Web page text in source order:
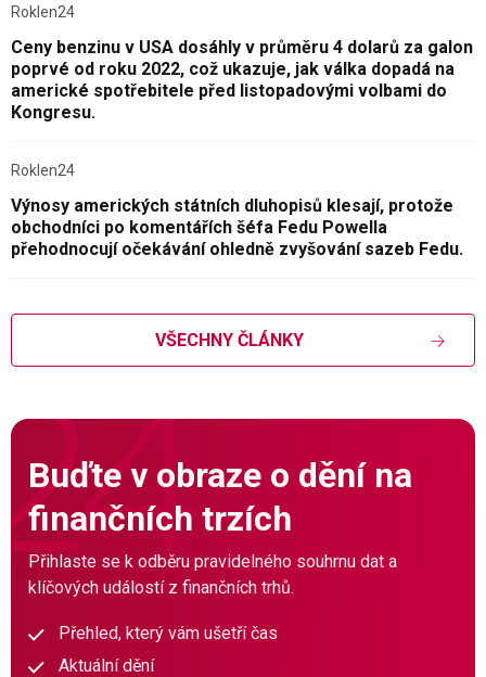
Roklen24
Ceny benzinu v USA dosáhly v průměru 4 dolarů za galon
poprvé od roku 2022, což ukazuje, jak válka dopadá na
americké spotřebitele před listopadovými volbami do
Kongresu.
Roklen24
Výnosy amerických státních dluhopisů klesají, protože
obchodníci po komentářích šéfa Fedu Powella
přehodnocují očekávání ohledně zvyšování sazeb Fedu.
VŠECHNY ČLÁNKY
Buďte v obraze o dění na
finančních trzích
Přihlaste se k odběru pravidelného souhrnu dat a
klíčových událostí z finančních trhů.
Přehled, který vám ušetří čas
Aktuální dění